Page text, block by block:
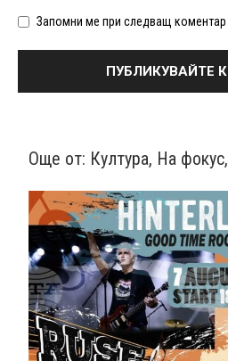
Запомни ме при следващ коментар
Още от: Култура, На фокус,